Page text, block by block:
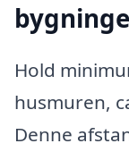
Hold
husmuren,
Denne